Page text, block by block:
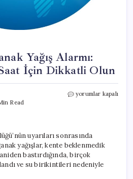
Yağış Alarmı:
İçin Dikkatli Olun
Read
İstanbul’da
3
Saat
İçin
Dikkatli
yorumlar kapalı
uyarıları sonrasında
yağışlar, kente beklenmedik
bastırdığında, birçok
ve su birikintileri nedeniyle